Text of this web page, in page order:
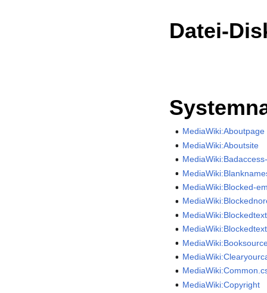
Datei-
MediaWiki:Aboutpage
MediaWiki:Aboutsite
MediaWiki:Blocked-
MediaWiki:Blockedtext
MediaWiki:Copyright